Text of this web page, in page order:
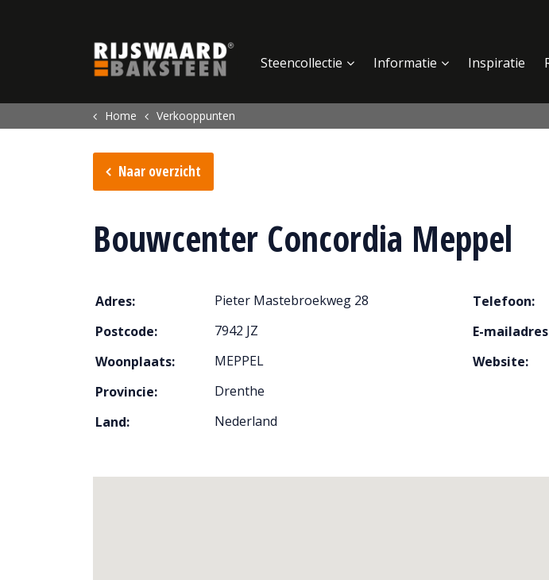
Steencollectie Informatie Inspiratie
Home Verkooppunten
Naar overzicht
Bouwcenter Concordia Meppel
Adres:
Pieter Mastebroekweg 28
Postcode:
7942 JZ
Woonplaats:
MEPPEL
Provincie:
Drenthe
Land:
Nederland
Telefoon:
E-
Website: